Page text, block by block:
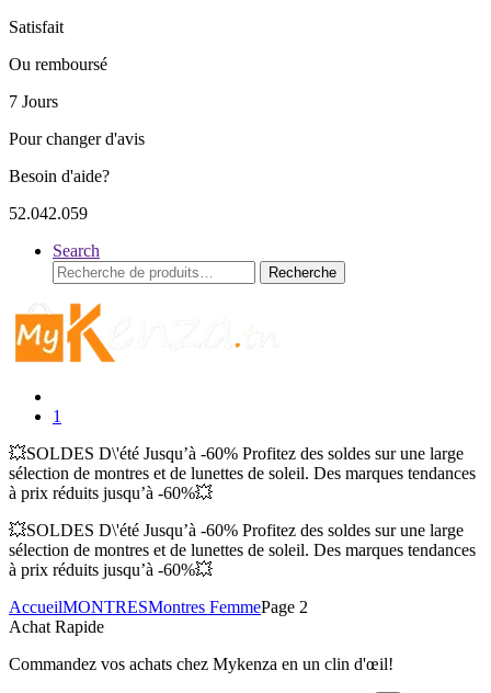
Satisfait
Ou remboursé
7 Jours
Pour changer d'avis
Besoin d'aide?
52.042.059
Search
Recherche
pour :
Recherche
1
💥SOLDES D\'été Jusqu’à -60% Profitez des soldes sur une large
sélection de montres et de lunettes de soleil. Des marques tendances
à prix réduits jusqu’à -60%💥
💥SOLDES D\'été Jusqu’à -60% Profitez des soldes sur une large
sélection de montres et de lunettes de soleil. Des marques tendances
à prix réduits jusqu’à -60%💥
AccueilMONTRESMontres FemmePage 2
Achat Rapide
Commandez vos achats chez Mykenza en un clin d'œil!